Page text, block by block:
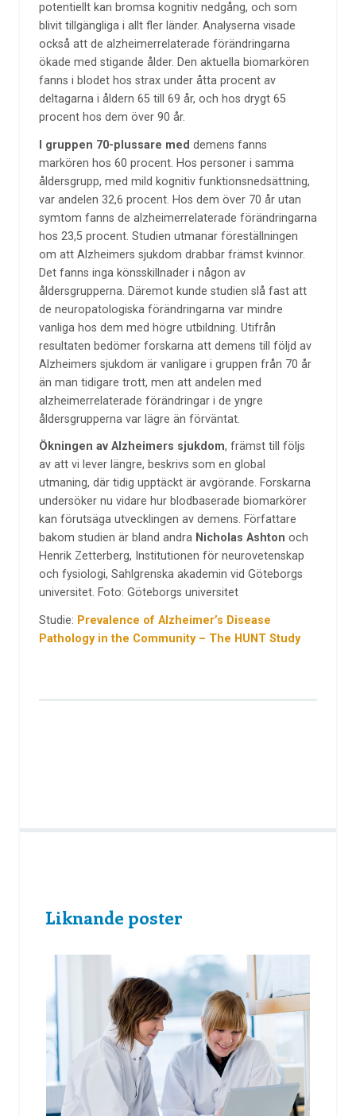
potentiellt kan bromsa kognitiv nedgång, och som
blivit tillgängliga i allt fler länder. Analyserna visade
också att de alzheimerrelaterade förändringarna
ökade med stigande ålder. Den aktuella biomarkören
fanns i blodet hos strax under åtta procent av
deltagarna i åldern 65 till 69 år, och hos drygt 65
procent hos dem över 90 år.
I gruppen 70-plussare med demens fanns
markören hos 60 procent. Hos personer i samma
åldersgrupp, med mild kognitiv funktionsnedsättning,
var andelen 32,6 procent. Hos dem över 70 år utan
symtom fanns de alzheimerrelaterade förändringarna
hos 23,5 procent. Studien utmanar föreställningen
om att Alzheimers sjukdom drabbar främst kvinnor.
Det fanns inga könsskillnader i någon av
åldersgrupperna. Däremot kunde studien slå fast att
de neuropatologiska förändringarna var mindre
vanliga hos dem med högre utbildning. Utifrån
resultaten bedömer forskarna att demens till följd av
Alzheimers sjukdom är vanligare i gruppen från 70 år
än man tidigare trott, men att andelen med
alzheimerrelaterade förändringar i de yngre
åldersgrupperna var lägre än förväntat.
Ökningen av Alzheimers sjukdom, främst till följs
av att vi lever längre, beskrivs som en global
utmaning, där tidig upptäckt är avgörande. Forskarna
undersöker nu vidare hur blodbaserade biomarkörer
kan förutsäga utvecklingen av demens. Författare
bakom studien är bland andra Nicholas Ashton och
Henrik Zetterberg, Institutionen för neurovetenskap
och fysiologi, Sahlgrenska akademin vid Göteborgs
universitet. Foto: Göteborgs universitet
Studie: Prevalence of Alzheimer’s Disease
Pathology in the Community – The HUNT Study
Liknande poster